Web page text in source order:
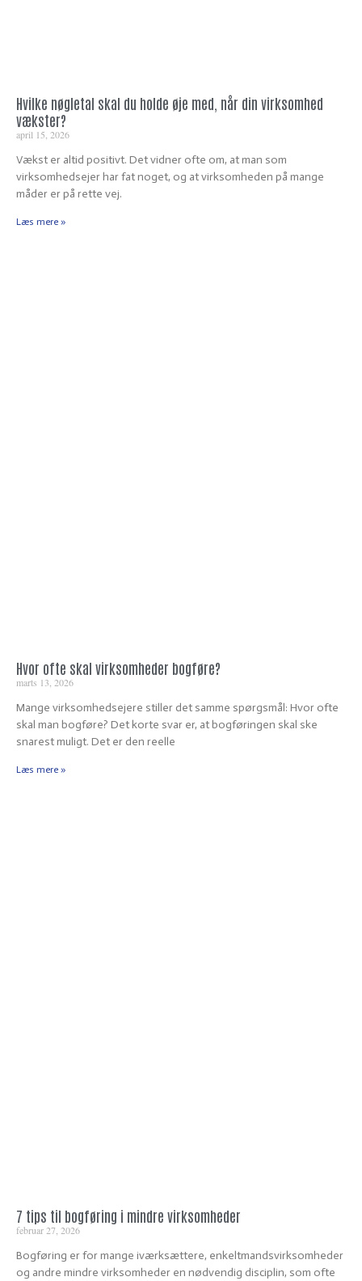
Hvilke nøgletal skal du holde øje med, når din virksomhed
vækster?
april 15, 2026
Vækst er altid positivt. Det vidner ofte om, at man som
virksomhedsejer har fat noget, og at virksomheden på mange
måder er på rette vej.
Læs mere »
Hvor ofte skal virksomheder bogføre?
marts 13, 2026
Mange virksomhedsejere stiller det samme spørgsmål: Hvor ofte
skal man bogføre? Det korte svar er, at bogføringen skal ske
snarest muligt. Det er den reelle
Læs mere »
7 tips til bogføring i mindre virksomheder
februar 27, 2026
Bogføring er for mange iværksættere, enkeltmandsvirksomheder
og andre mindre virksomheder en nødvendig disciplin, som ofte